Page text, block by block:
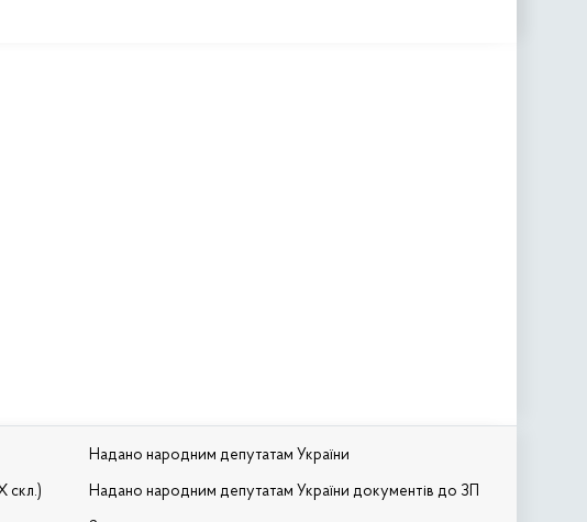
скл.)
Надано народним депутатам України
Надано народним депутатам України документів до ЗП